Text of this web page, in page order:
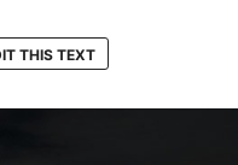
THIS TEXT